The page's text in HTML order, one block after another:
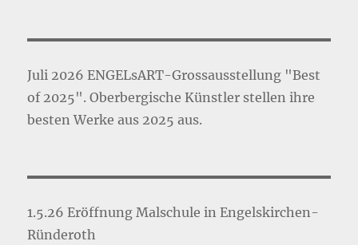
Juli 2026 ENGELsART-Grossausstellung "Best
of 2025". Oberbergische Künstler stellen ihre
besten Werke aus 2025 aus.
1.5.26 Eröffnung Malschule in Engelskirchen-
Ründeroth